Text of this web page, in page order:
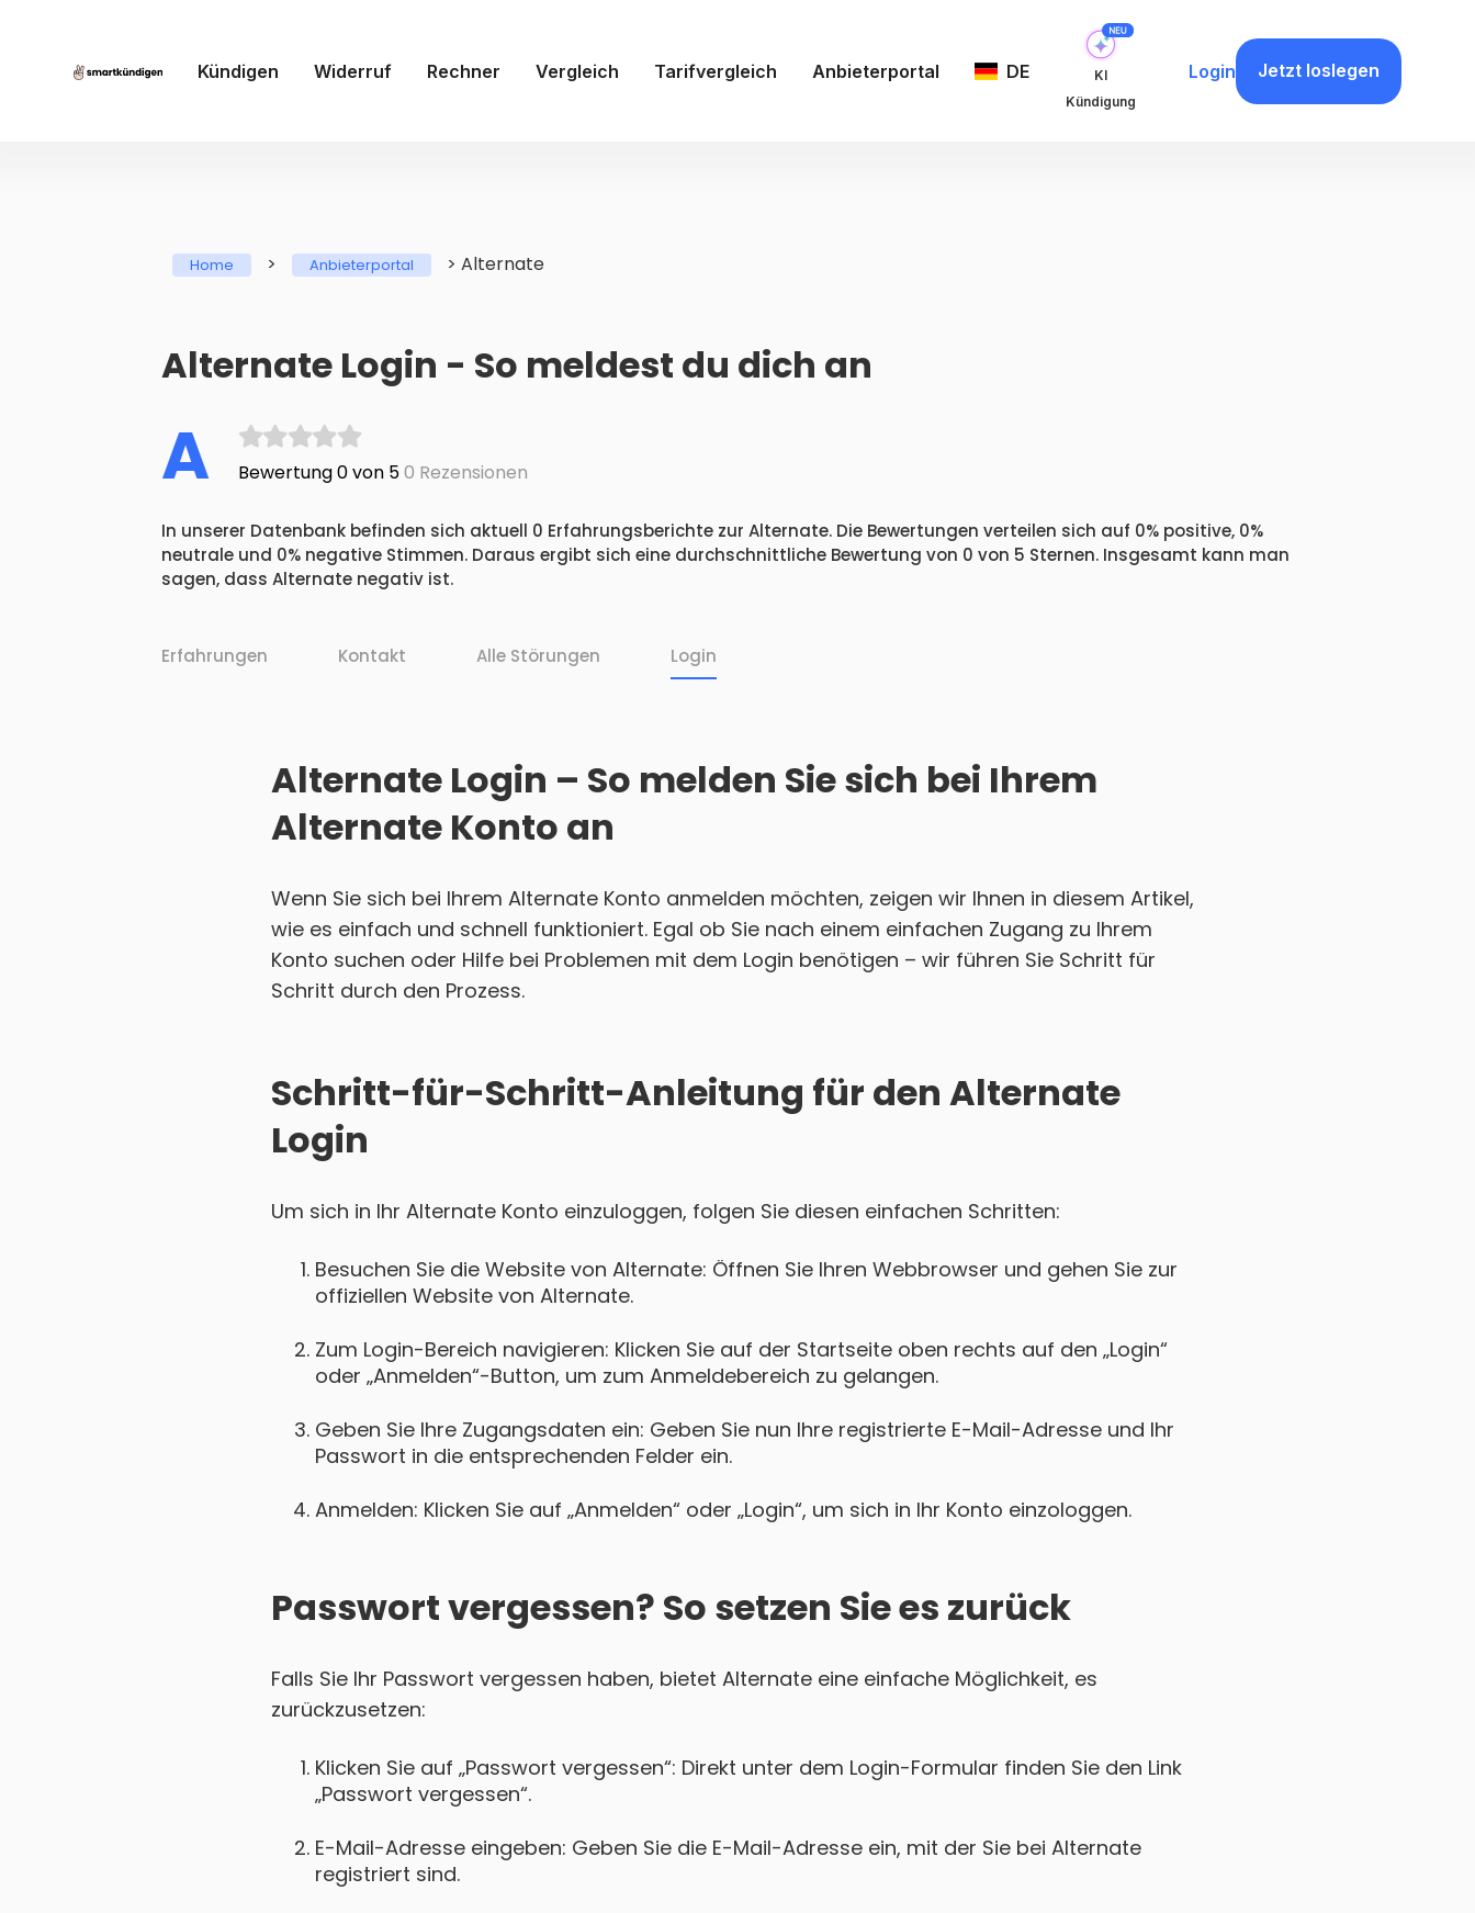
Kündigen Widerruf Rechner Vergleich Tarifvergleich Anbieterportal DE
KI
Kündigung
Login Jetzt loslegen
Home > Anbieterportal > Alternate
Alternate Login - So meldest du dich an
A Bewertung 0 von 50 Rezensionen
In unserer Datenbank befinden sich aktuell 0 Erfahrungsberichte zur Alternate. Die Bewertungen verteilen sich auf 0% positive, 0%
neutrale und 0% negative Stimmen. Daraus ergibt sich eine durchschnittliche Bewertung von 0 von 5 Sternen. Insgesamt kann man
sagen, dass Alternate negativ ist.
Erfahrungen Kontakt Alle Störungen Login
Alternate Login – So melden Sie sich bei Ihrem
Alternate Konto an
Wenn Sie sich bei Ihrem Alternate Konto anmelden möchten, zeigen wir Ihnen in diesem Artikel,
wie es einfach und schnell funktioniert. Egal ob Sie nach einem einfachen Zugang zu Ihrem
Konto suchen oder Hilfe bei Problemen mit dem Login benötigen – wir führen Sie Schritt für
Schritt durch den Prozess.
Schritt-für-Schritt-Anleitung für den Alternate
Login
Um sich in Ihr Alternate Konto einzuloggen, folgen Sie diesen einfachen Schritten:
Besuchen Sie die Website von Alternate: Öffnen Sie Ihren Webbrowser und gehen Sie zur
offiziellen Website von Alternate.
Zum Login-Bereich navigieren: Klicken Sie auf der Startseite oben rechts auf den „Login“
oder „Anmelden“-Button, um zum Anmeldebereich zu gelangen.
Geben Sie Ihre Zugangsdaten ein: Geben Sie nun Ihre registrierte E-Mail-Adresse und Ihr
Passwort in die entsprechenden Felder ein.
Anmelden: Klicken Sie auf „Anmelden“ oder „Login“, um sich in Ihr Konto einzologgen.
Passwort vergessen? So setzen Sie es zurück
Falls Sie Ihr Passwort vergessen haben, bietet Alternate eine einfache Möglichkeit, es
zurückzusetzen:
Klicken Sie auf „Passwort vergessen“: Direkt unter dem Login-Formular finden Sie den Link
„Passwort vergessen“.
E-Mail-Adresse eingeben: Geben Sie die E-Mail-Adresse ein, mit der Sie bei Alternate
registriert sind.